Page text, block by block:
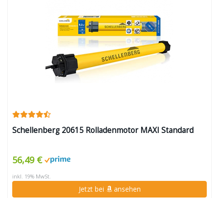
Schellenberg 20615 Rolladenmotor MAXI Standard
56,49 €
inkl. 19% MwSt.
Jetzt bei ansehen